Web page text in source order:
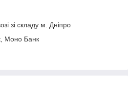
зі складу м. Дніпро
Моно Банк